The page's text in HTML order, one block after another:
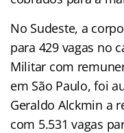
No Sudeste, a
para 429 vagas no
Militar com
em São Paulo, foi
Geraldo Alckmin a
com 5.531 vagas